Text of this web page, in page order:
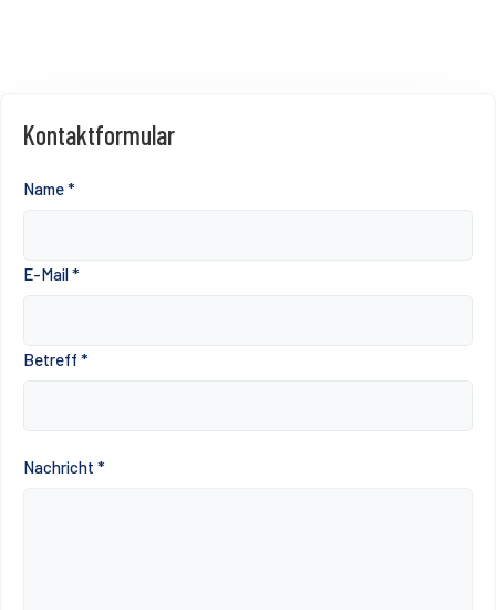
Kontaktformular
Name*
E-Mail*
Betreff *
Nachricht *